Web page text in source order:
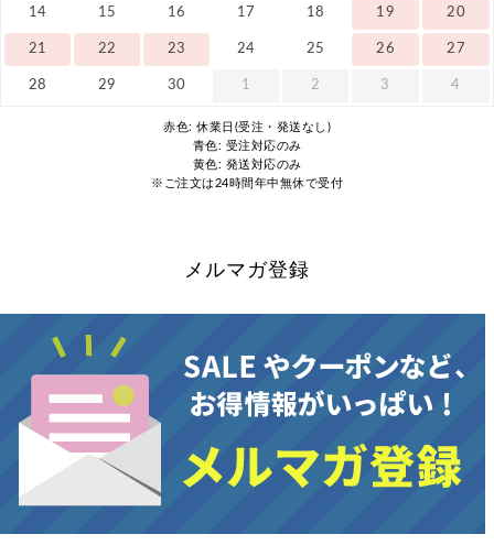
14 15 16 17 18 19 20
21 22 23 24 25 26 27
28 29 30 1 2 3 4
赤色: 休業日(受注・発送なし)
青色: 受注対応のみ
黄色: 発送対応のみ
※ご注文は24時間年中無休で受付
メルマガ登録